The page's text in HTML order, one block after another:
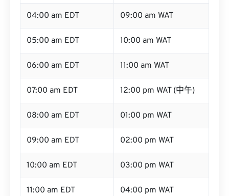
04:00 am EDT 09:00 am WAT
05:00 am EDT 10:00 am WAT
06:00 am EDT 11:00 am WAT
07:00 am EDT 12:00 pm WAT (中午)
08:00 am EDT 01:00 pm WAT
09:00 am EDT 02:00 pm WAT
10:00 am EDT 03:00 pm WAT
11:00 am EDT 04:00 pm WAT